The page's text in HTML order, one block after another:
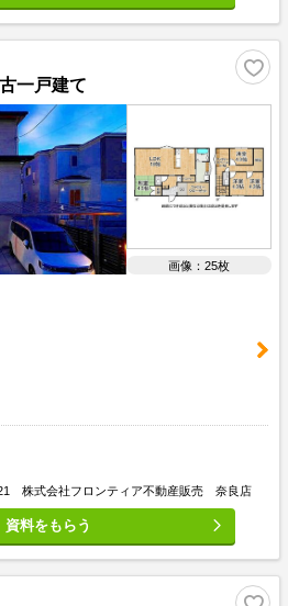
一戸建て
画像：25枚
株式会社フロンティア不動産販売 奈良店
資料をもらう